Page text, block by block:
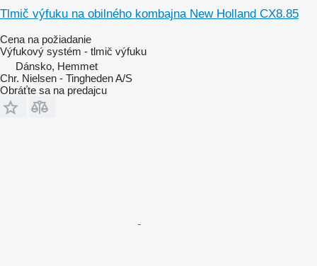
Tlmič výfuku na obilného kombajna New Holland CX8.85
Cena na požiadanie
Výfukový systém - tlmič výfuku
Dánsko, Hemmet
Chr. Nielsen - Tingheden A/S
Obráťte sa na predajcu